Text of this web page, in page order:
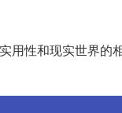
用性和现实世界的